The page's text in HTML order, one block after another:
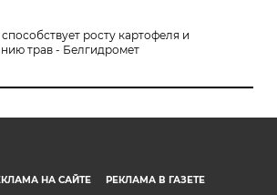
росту картофеля и
трав - Белгидромет
НА САЙТЕ РЕКЛАМА В ГАЗЕТЕ